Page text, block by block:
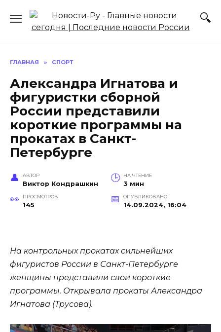
содержанию
ГЛАВНАЯ » СПОРТ
Александра Игнатова и
фигуристки сборной
России представили
короткие программы на
прокатах в Санкт-
Петербурге
АВТОР
Виктор Кондрашкин
НА ЧТЕНИЕ
3 мин
ПРОСМОТРОВ
145
ОПУБЛИКОВАНО
14.09.2024, 16:04
На контрольных прокатах сильнейших
фигуристов России в Санкт-Петербурге
женщины представили свои короткие
программы. Открывала прокаты Александра
Игнатова (Трусова).